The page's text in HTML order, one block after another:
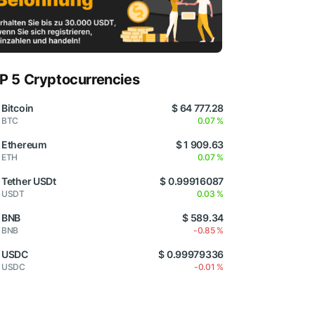
5 Cryptocurrencies
Bitcoin
BTC
$ 64 777.28
0.07 %
Ethereum
ETH
$ 1 909.63
0.07 %
Tether USDt
USDT
$ 0.99916087
0.03 %
BNB
BNB
$ 589.34
-0.85 %
USDC
USDC
$ 0.99979336
-0.01 %